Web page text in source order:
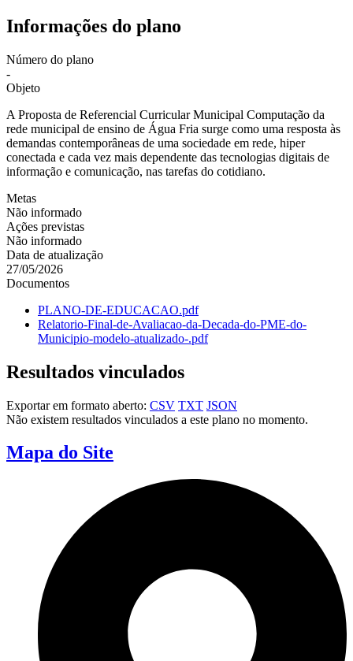
Informações do plano
Número do plano
-
Objeto
A Proposta de Referencial Curricular Municipal Computação da
rede municipal de ensino de Água Fria surge como uma resposta às
demandas contemporâneas de uma sociedade em rede, hiper
conectada e cada vez mais dependente das tecnologias digitais de
informação e comunicação, nas tarefas do cotidiano.
Metas
Não informado
Ações previstas
Não informado
Data de atualização
27/05/2026
Documentos
PLANO-DE-EDUCACAO.pdf
Relatorio-Final-de-Avaliacao-da-Decada-do-PME-do-
Municipio-modelo-atualizado-.pdf
Resultados vinculados
Exportar em formato aberto: CSV TXT JSON
Não existem resultados vinculados a este plano no momento.
Mapa do Site